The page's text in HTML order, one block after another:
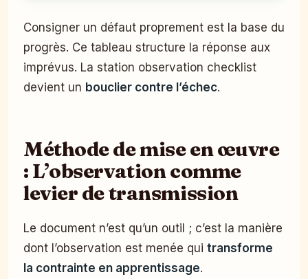
Consigner un défaut proprement est la base du
progrès. Ce tableau structure la réponse aux
imprévus. La station observation checklist
devient un bouclier contre l’échec.
Méthode de mise en œuvre
: L’observation comme
levier de transmission
Le document n’est qu’un outil ; c’est la manière
dont l’observation est menée qui transforme
la contrainte en apprentissage.